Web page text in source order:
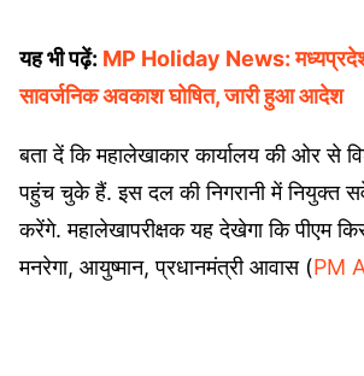
यह भी पढ़ें: MP Holiday News:
सावर्जनिक अवकाश घोषित, जारी हुआ आदेश
बता दें कि महालेखाकार कार्यालय की ओर से
पहुंच चुके हैं. इस दल की निगरानी में नियुक्त
करेंगे. महालेखापरीक्षक यह देखेगा कि पीएम
मनरेगा, आयुष्मान, प्रधानमंत्री आवास (PM